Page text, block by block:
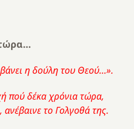
η δούλη του Θεού…».
πού δέκα χρόνια τώρα,
το Γολγοθά της.